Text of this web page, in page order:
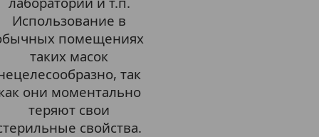
Использование в
помещениях
таких масок
так
они моментально
теряют свои
свойства.